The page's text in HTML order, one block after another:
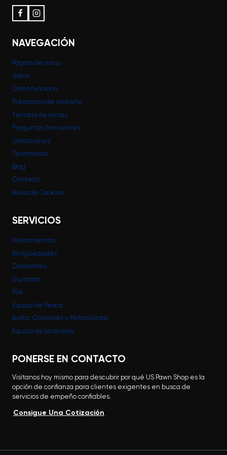
NAVEGACIÓN
Página de inicio
Sobre
Cómo funciona
Préstamos de empeño
Tiendas de armas
Preguntas frecuentes
Ubicaciones
Testimonios
Blog
Contacto
Aviso de Cookies
SERVICIOS
Herramientas
Antigüedades
Diamantes
Guitarras
PS4
Equipo de Pesca
Autos, Camiones o Motocicletas
Equipo de jardinería
PONERSE EN CONTACTO
Visítanos hoy mismo para descubrir por qué US Pawn Shop es la
opción de confianza para clientes exigentes en busca de
servicios de empeño confiables.
Consigue Una Cotización